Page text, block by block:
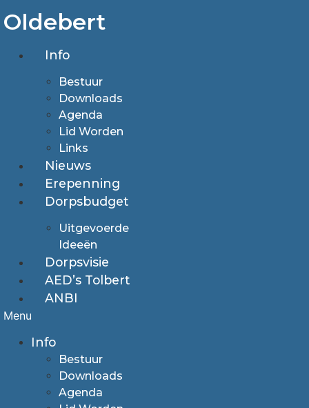
naar
inhoud
Oldebert
Info
Bestuur
Downloads
Agenda
Lid Worden
Links
Nieuws
Erepenning
Dorpsbudget
Uitgevoerde
Ideeën
Dorpsvisie
AED’s Tolbert
ANBI
Menu
Info
Bestuur
Downloads
Agenda